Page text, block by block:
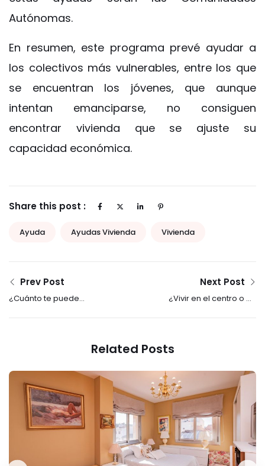
Autónomas.
En resumen, este programa prevé ayudar a
los colectivos más vulnerables, entre los que
se encuentran los jóvenes, que aunque
intentan emanciparse, no consiguen
encontrar vivienda que se ajuste su
capacidad económica.
Share this post :
Ayuda Ayudas Vivienda Vivienda
Prev Post
¿Cuánto te puede
Next Post
¿Vivir en el centro o en
Related Posts